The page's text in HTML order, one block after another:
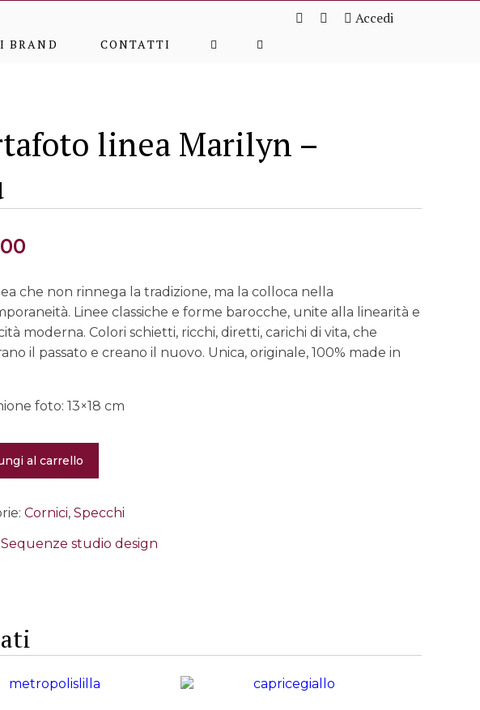
Accedi
I BRAND CONTATTI
linea Marilyn –
che non rinnega la tradizione, ma la colloca nella
Linee classiche e forme barocche, unite alla linearità e
moderna. Colori schietti, ricchi, diretti, carichi di vita, che
il passato e creano il nuovo. Unica, originale, 100% made in
foto: 13×18 cm
al carrello
Cornici, Specchi
Sequenze studio design